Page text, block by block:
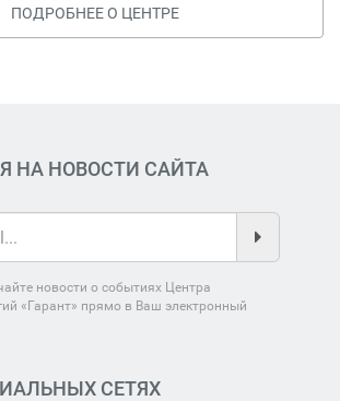
ПОДРОБНЕЕ О ЦЕНТРЕ
НА НОВОСТИ САЙТА
новости о событиях Центра
«Гарант» прямо в Ваш электронный
СЕТЯХ